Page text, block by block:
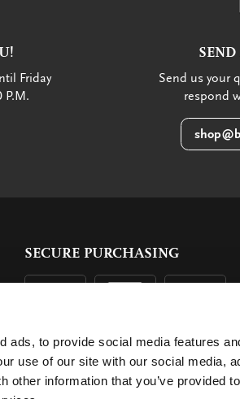
ads, to provide social media features
use of our site with our social media,
other information that you’ve provided
Friday
P.M.
Send us your
respond
SECURE PURCHASING